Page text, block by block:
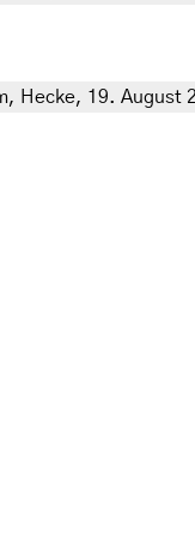
Hecke, 19. August